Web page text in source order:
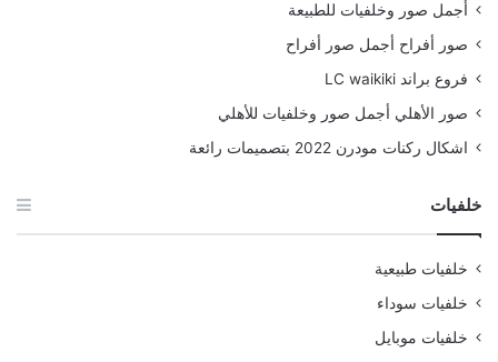
أجمل صور وخلفيات للطبيعة
صور أفراح أجمل صور أفراح
فروع براند LC waikiki
صور الأهلي أجمل صور وخلفيات للأهلي
اشكال ركنات مودرن 2022 بتصميمات رائعة
خلفيات
خلفيات طبيعية
خلفيات سوداء
خلفيات موبايل